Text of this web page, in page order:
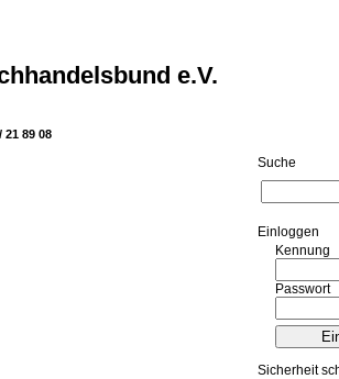
e.V.
21 89 08
Suche
Ein­log­gen
Kennung
Passwort
Sicherheit